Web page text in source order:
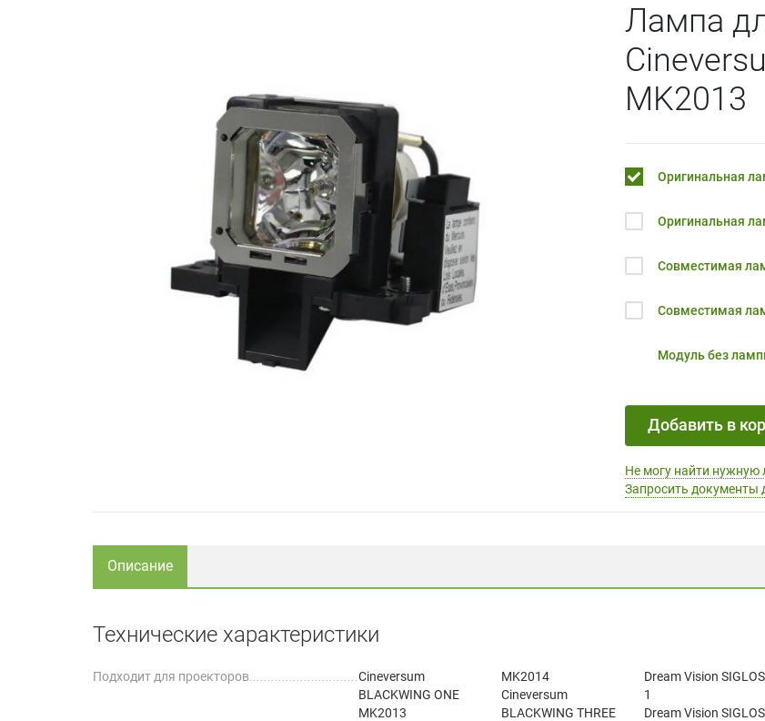
Лампа
MK2013
Оригинальная
Оригинальная
Совместимая
Совместимая
Модуль без
Добавить в
Не могу найти нужную
Запросить документы
Описание
Технические характеристики
Подходит для проекторов
Cineversum
BLACKWING ONE
MK2013
MK2014
Cineversum
BLACKWING THREE
Dream Vision SIGLOS
1
Dream Vision SIGLOS